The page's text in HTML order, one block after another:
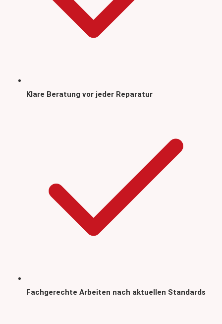
Klare Beratung vor jeder Reparatur
Fachgerechte Arbeiten nach aktuellen Standards